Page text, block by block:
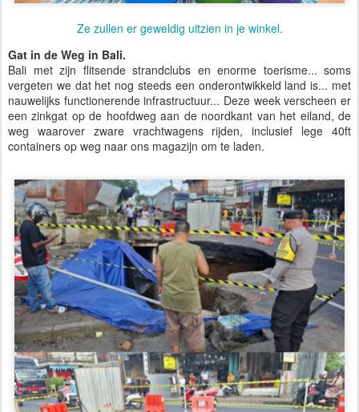
Ze zullen er geweldig uitzien in je winkel.
Gat in de Weg in Bali.
Bali met zijn flitsende strandclubs en enorme toerisme... soms
vergeten we dat het nog steeds een onderontwikkeld land is... met
nauwelijks functionerende infrastructuur... Deze week verscheen er
een zinkgat op de hoofdweg aan de noordkant van het eiland, de
weg waarover zware vrachtwagens rijden, inclusief lege 40ft
containers op weg naar ons magazijn om te laden.